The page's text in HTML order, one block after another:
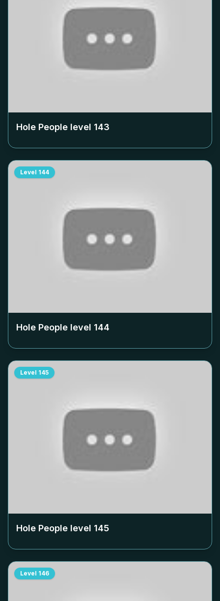
Hole People level 143
Level 144
Hole People level 144
Level 145
Hole People level 145
Level 146